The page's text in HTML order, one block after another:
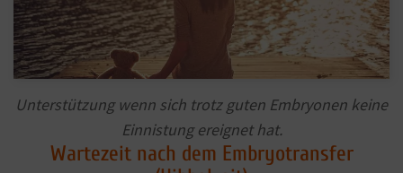
Unterstützung wenn sich trotz guten Embryonen keine
Einnistung ereignet hat.
Wartezeit nach dem Embryotransfer